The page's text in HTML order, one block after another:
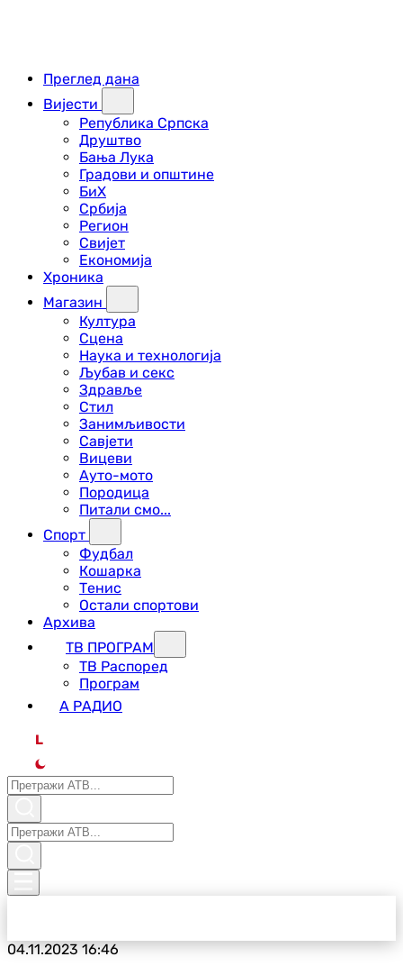
Преглед дана
Вијести
Република Српска
Друштво
Бања Лука
Градови и општине
БиХ
Србија
Регион
Свијет
Економија
Хроника
Магазин
Култура
Сцена
Наука и технологија
Љубав и секс
Здравље
Стил
Занимљивости
Савјети
Вицеви
Ауто-мото
Породица
Питали смо...
Спорт
Фудбал
Кошарка
Тенис
Остали спортови
Архива
ТВ ПРОГРАМ
ТВ Распоред
Програм
А РАДИО
L
04.11.202316:46